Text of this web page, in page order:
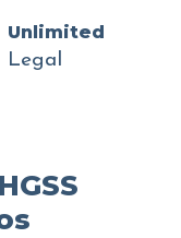
Unlimited
Legal